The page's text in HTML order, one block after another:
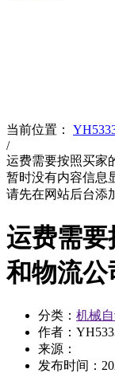
当前位置：
/
运费需要按照买家
暂时没有内容信息
请先在网站后台添
运费需
和物流公
分类： 机械
作者：
来源：
发布时间：